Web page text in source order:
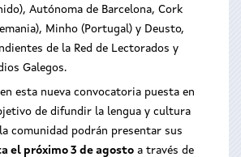
Autónoma de Barcelona, Cork
Minho (Portugal) y Deusto,
de la Red de Lectorados y
Galegos.
esta nueva convocatoria puesta en
de difundir la lengua y cultura
comunidad podrán presentar sus
el próximo 3 de agosto a través de